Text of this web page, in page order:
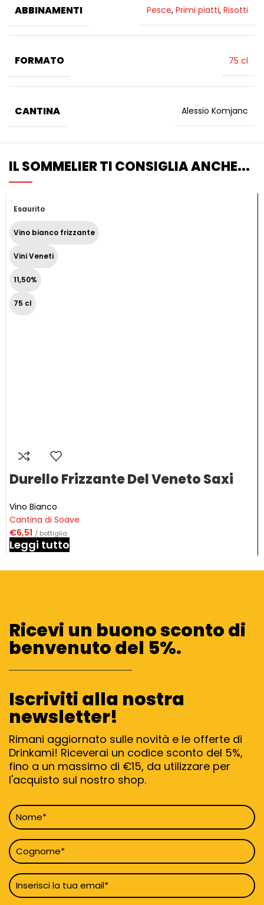
ABBINAMENTI Pesce, Primi piatti, Risotti
FORMATO 75 cl
CANTINA Alessio Komjanc
IL SOMMELIER TI CONSIGLIA ANCHE...
Esaurito
Vino bianco frizzante
Vini Veneti
11,50%
75 cl
Durello Frizzante Del Veneto Saxi
Vino Bianco
Cantina di Soave
€6,51 / bottiglia
Leggi tutto
Ricevi un buono sconto di
benvenuto del 5%.
Iscriviti alla nostra
newsletter!
Rimani aggiornato sulle novità e le offerte di
Drinkami! Riceverai un codice sconto del 5%,
fino a un massimo di €15, da utilizzare per
l'acquisto sul nostro shop.
Nome
*
Cognome
*
Email
*